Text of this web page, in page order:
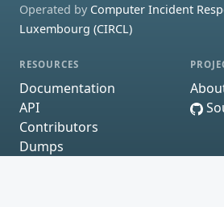
Operated by Computer Incident
Luxembourg (CIRCL)
RESOURCES
Documentation
API
Contributors
Dumps